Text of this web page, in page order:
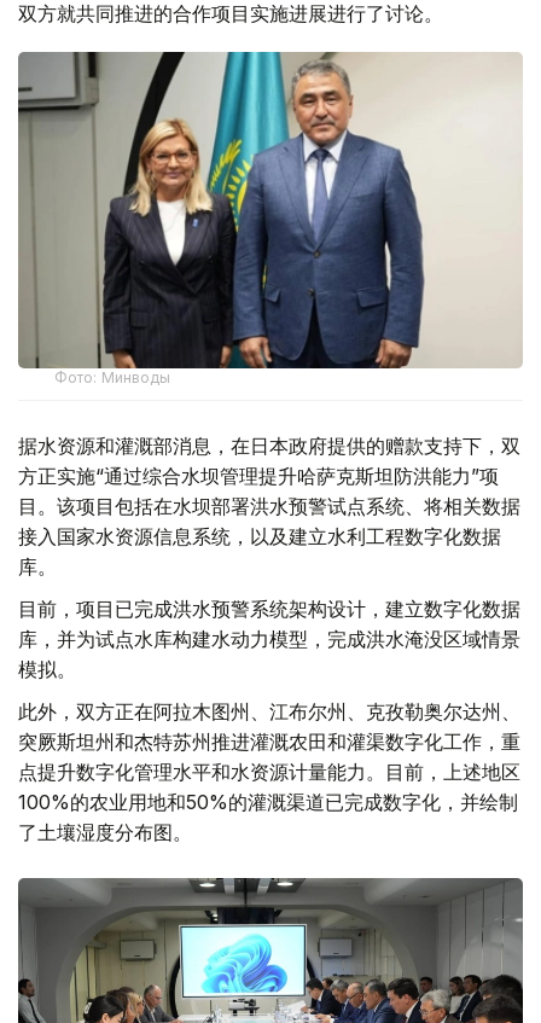
双方就共同推进的合作项目实施进展进行了讨论。
Фото: Минводы
据水资源和灌溉部消息，在日本政府提供的赠款支持下，双
方正实施“通过综合水坝管理提升哈萨克斯坦防洪能力”项
目。该项目包括在水坝部署洪水预警试点系统、将相关数据
接入国家水资源信息系统，以及建立水利工程数字化数据
库。
目前，项目已完成洪水预警系统架构设计，建立数字化数据
库，并为试点水库构建水动力模型，完成洪水淹没区域情景
模拟。
此外，双方正在阿拉木图州、江布尔州、克孜勒奥尔达州、
突厥斯坦州和杰特苏州推进灌溉农田和灌渠数字化工作，重
点提升数字化管理水平和水资源计量能力。目前，上述地区
100%的农业用地和50%的灌溉渠道已完成数字化，并绘制
了土壤湿度分布图。